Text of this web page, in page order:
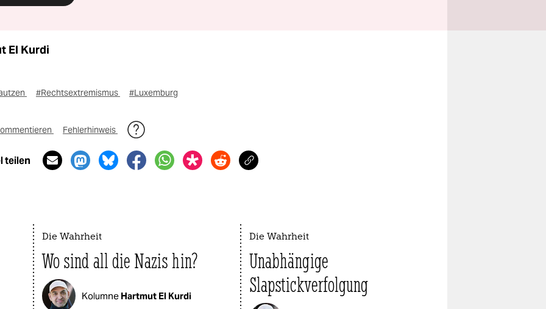
El Kurdi
#Rechtsextremismus #Luxemburg
Fehlerhinweis
teilen
Die Wahrheit
Wo sind all die Nazis hin?
Kolumne Hartmut El Kurdi
Die Wahrheit
Unabhängige
Slapstickverfolgung